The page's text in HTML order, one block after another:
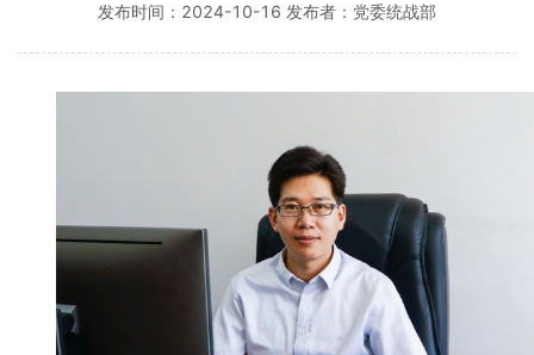
发布时间：2024-10-16 发布者：党委统战部